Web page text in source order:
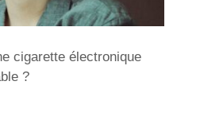
cigarette électronique
?